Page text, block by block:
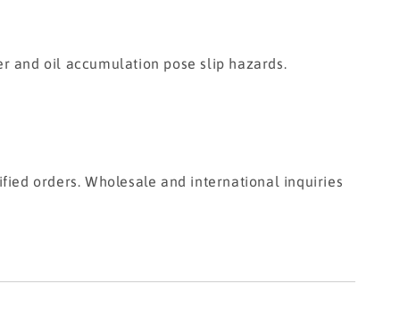
and oil accumulation pose slip hazards.
orders. Wholesale and international inquiries